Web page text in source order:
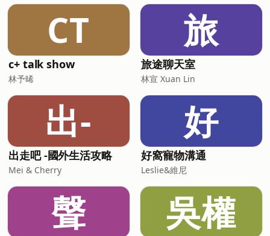
來都念念不忘。喜歡一座城市，就是會想
要一而再，再而三地把它放進口袋，所以
遇到同樣
我獨立出版的旅行書《慢慢慢清邁》、
《海街日日：把鎌倉放口袋》正式發售
https://shop.fantimate.com/collections/dato
線上購買、全球出貨————————\
旅男 dato 聽眾專屬，旅行折價券 /01.日
本 BIC CAMERA 電器、藥妝最高享 17%
折扣折價券高清下載這裡走
&nbsp;https://pse.is/8s5er902.KLOOK
訂單滿美金 50 元享 95 折折扣碼
CT
c+ talk show
林予晞
旅
旅途聊天室
林宣 Xuan Lin
出-
出走吧 -國外生活攻略
Mei & Cherry
好
好窩寵物溝通
Leslie&維尼
聲 吳權